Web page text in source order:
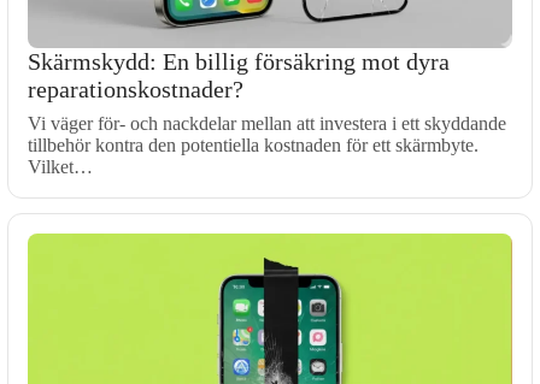
Skärmskydd: En billig försäkring mot dyra
reparationskostnader?
Vi väger för- och nackdelar mellan att investera i ett skyddande
tillbehör kontra den potentiella kostnaden för ett skärmbyte.
Vilket…